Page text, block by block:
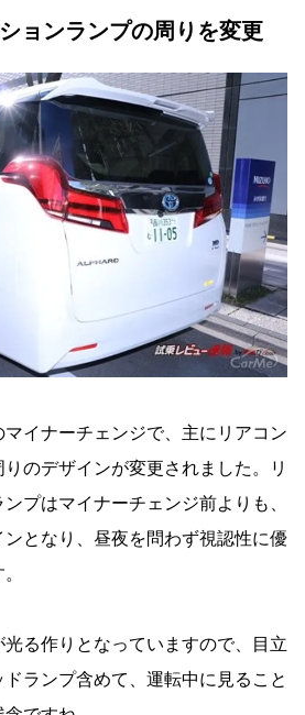
ョンランプの周りを変更
マイナーチェンジで、主にリアコン
のデザインが変更されました。リ
プはマイナーチェンジ前よりも、
となり、昼夜を問わず視認性に優
る作りとなっていますので、目立
ランプ含めて、運転中に見ること